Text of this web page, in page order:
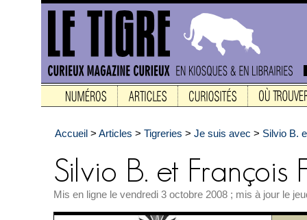
Accueil > Articles > Tigreries > Je suis avec > Silvio B.
Mis en ligne le vendredi 3 octobre 2008 ; mis à jour le